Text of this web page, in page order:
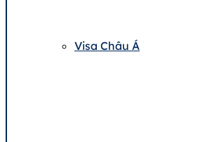
Visa Châu Á